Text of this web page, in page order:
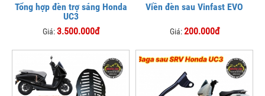
Tổng hợp đèn trợ sáng Honda
UC3
Giá:3.500.000đ
Viền đèn sau Vinfast EVO
Giá:200.000đ